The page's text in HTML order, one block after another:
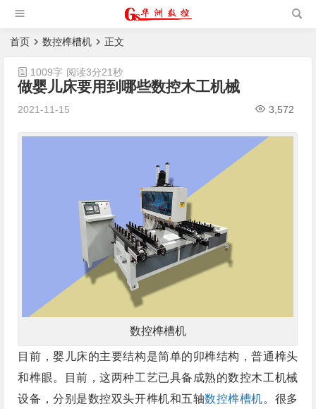
|猫抓板生产设备|非标
自动化设备
首页 数控榫槽机 正文
做婴儿床要用到哪些数控木工机械
2021-11-15 3,572
1009字 阅读3分21秒
数控榫槽机
目前，婴儿床的主要结构是简单的卯榫结构，普通榫头
和榫眼。目前，这两种工艺已具备成熟的数控木工机械
设备，分别是数控双头开榫机和五轴数控榫槽机。很多